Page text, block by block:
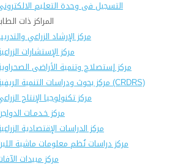
التسجيل فى وحدة التعليم
المراكز ذات
مركز الإرشاد الزراعي
مركز الإستشارات
مركز إستصلاح وتنمية الأراضى
مركز بحوث ودراسات التنمية الريفية (CRDRS)
مركز تكنولوجيا الإنتاج
مركز خـدمـات
مركز الدراسات الإقتصادية
مركز دراسات نُظم معلومات ماشية
مركز مبيدات